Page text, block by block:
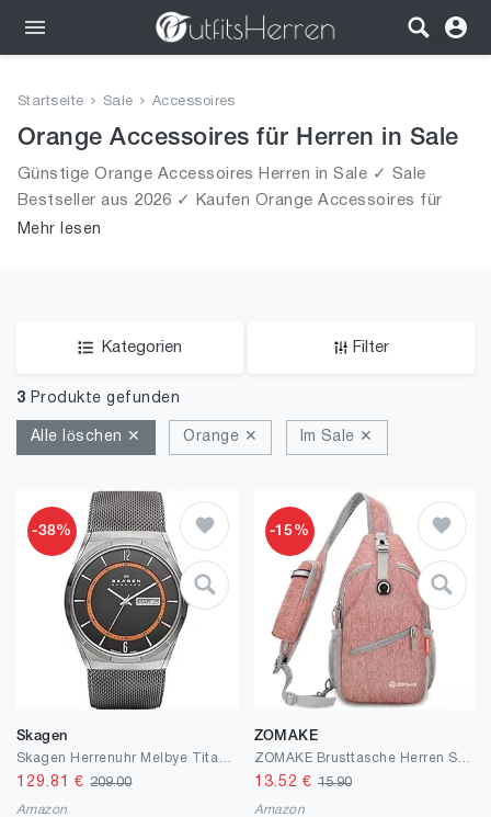
Bekleidung
Wäsche
Schuhe
Startseite Sale Accessoires
Orange Accessoires für Herren in Sale
Günstige Orange Accessoires Herren in Sale ✓ Sale
Bestseller aus 2026 ✓ Kaufen Orange Accessoires für
Männer in Sale!
Mehr lesen
Kategorien Filter
3 Produkte gefunden
Alle löschen ✕ Orange ✕ Im Sale ✕
-38%
Skagen
129.81 €209.00
Amazon
-15%
ZOMAKE
13.52 € 15.90
Amazon